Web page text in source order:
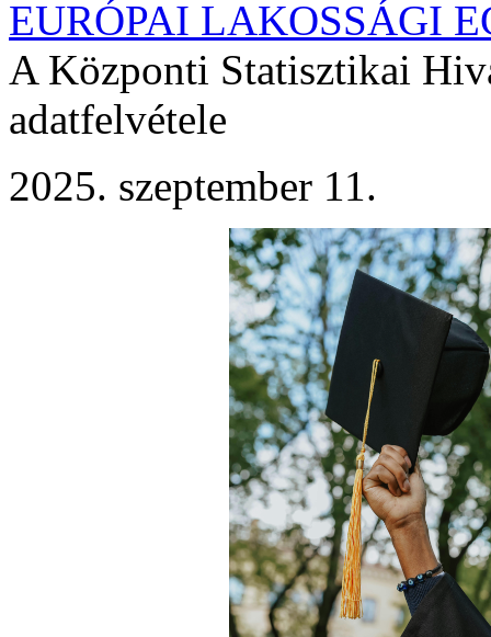
EURÓPAI LAKOSSÁGI
A Központi Statisztikai
adatfelvétele
2025. szeptember 11.